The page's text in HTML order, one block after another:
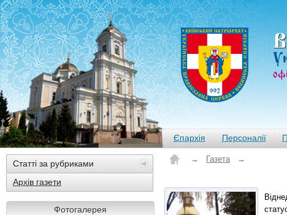
Єпархія Персоналії
Статті за рубриками
Архів газети
Фотогалерея
→ Газета →